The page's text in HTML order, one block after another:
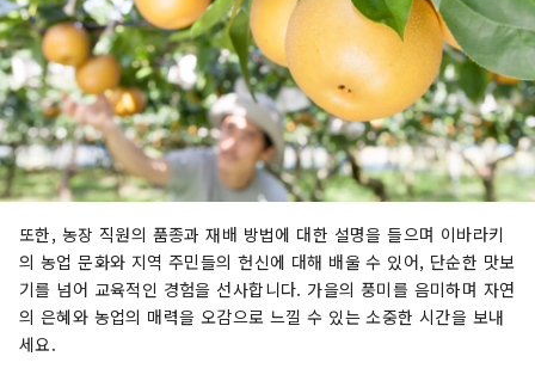
또한, 농장 직원의 품종과 재배 방법에 대한 설명을 들으며 이바라키
의 농업 문화와 지역 주민들의 헌신에 대해 배울 수 있어, 단순한 맛보
기를 넘어 교육적인 경험을 선사합니다. 가을의 풍미를 음미하며 자연
의 은혜와 농업의 매력을 오감으로 느낄 수 있는 소중한 시간을 보내
세요.